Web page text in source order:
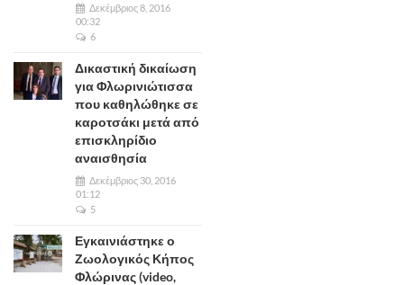
Δεκέμβριος 8, 2016
00:32
6
Δικαστική δικαίωση
για Φλωρινιώτισσα
που καθηλώθηκε σε
καροτσάκι μετά από
επισκληρίδιο
αναισθησία
Δεκέμβριος 30, 2016
01:12
5
Εγκαινιάστηκε ο
Ζωολογικός Κήπος
Φλώρινας (video,